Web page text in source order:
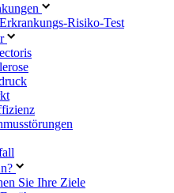
Risiko-Test
Sie Ihre Ziele